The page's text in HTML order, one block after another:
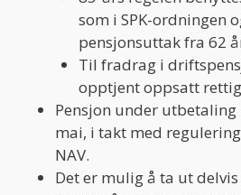
som i SPK-ordningen
pensjonsuttak fra 62
Til fradrag i
opptjent oppsatt
Pensjon under
mai, i takt med
NAV.
Det er mulig å ta ut